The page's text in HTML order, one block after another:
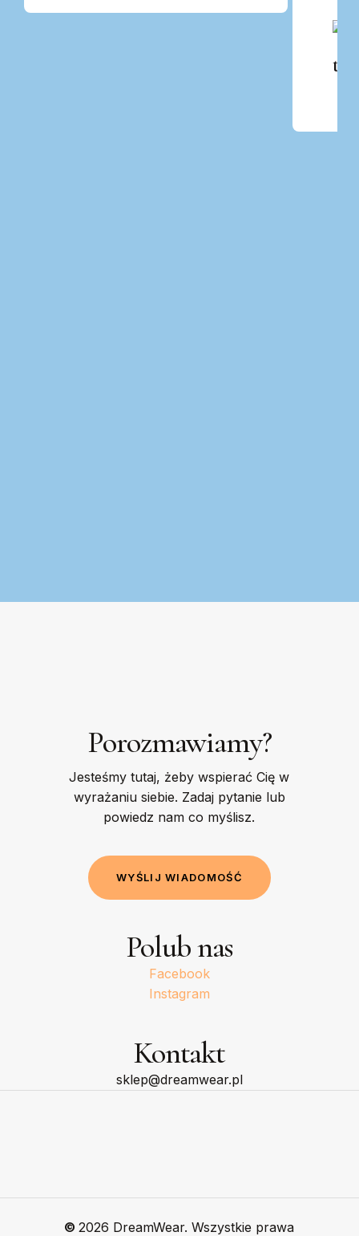
Porozmawiamy?
Jesteśmy tutaj, żeby wspierać Cię w
wyrażaniu siebie. Zadaj pytanie lub
powiedz nam co myślisz.
WYŚLI J WIADOMOŚĆ
Polub nas
Facebook
Instagram
Kontakt
sklep@dreamwear.pl
©2026 DreamWear. Wszystkie prawa